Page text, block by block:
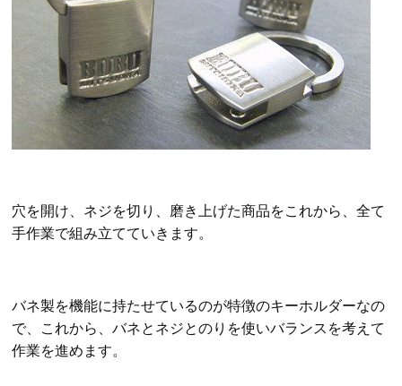
穴を開け、ネジを切り、磨き上げた商品をこれから、全て
手作業で組み立てていきます。
バネ製を機能に持たせているのが特徴のキーホルダーなの
で、これから、バネとネジとのりを使いバランスを考えて
作業を進めます。